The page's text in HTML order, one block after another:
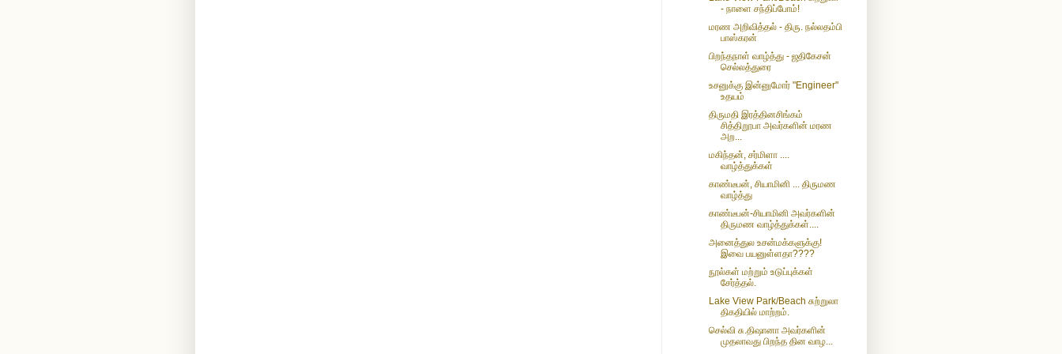
- நாளை சந்திப்போம்!
மரண அறிவித்தல் - திரு. நல்லதம்பி
பாஸ்கரன்
பிறந்தநாள் வாழ்த்து - ஜதிகேசன்
செல்லத்துரை
உசனுக்கு இன்னுமோர் "Engineer"
உதயம்
திருமதி இரத்தினசிங்கம்
சித்திறூபா அவர்களின் மரண
அற...
மகிந்தன், சர்மிளா ....
வாழ்த்துக்கள்
காண்டீபன், சியாமினி ... திருமண
வாழ்த்து
காண்டீபன்-சியாமினி அவர்களின்
திருமண வாழ்த்துக்கள்....
அனைத்துல உசன்மக்களுக்கு!
இவை பயனுள்ளதா????
நூல்கள் மற்றும் உடுப்புக்கள்
சேர்த்தல்.
Lake View Park/Beach சுற்றுலா
திகதியில் மாற்றம்.
செல்வி சு.திஷானா அவர்களின்
முதலாவது பிறந்த தின வாழ...